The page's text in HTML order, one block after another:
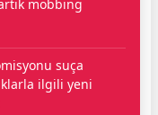
mobbing
suça
ilgili yeni